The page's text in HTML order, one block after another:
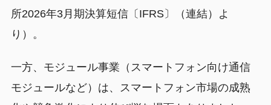
所2026年3月期決算短信〔IFRS〕（連結）よ
り）。
一方、モジュール事業（スマートフォン向け通信
モジュールなど）は、スマートフォン市場の成熟